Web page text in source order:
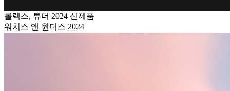
롤렉스, 튜더 2024 신제품
워치스 앤 원더스 2024